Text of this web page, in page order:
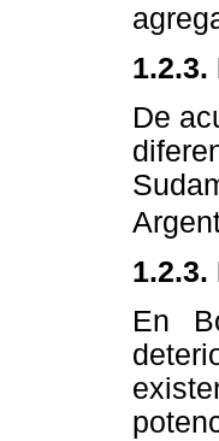
De
1.2.3.
En